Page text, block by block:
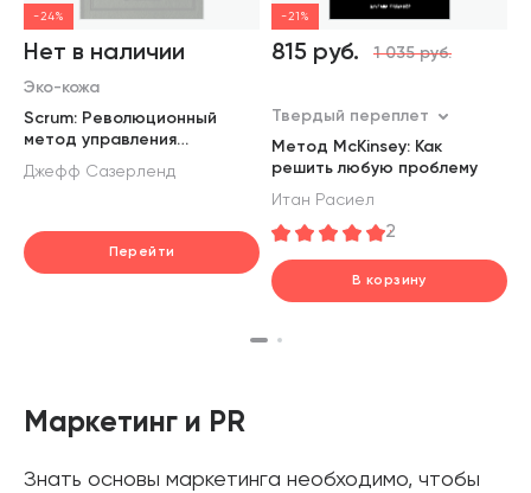
-24%
Нет в наличии
Эко-кожа
Scrum: Революционный
метод управления
проектами. Том 60
(Библиотека Сбера)
Джефф Сазерленд
Перейти
-21%
815 руб. 1 035 руб.
Твердый переплет
Метод McKinsey: Как
решить любую проблему
Итан Расиел
2
В корзину
Маркетинг и PR
Знать основы маркетинга необходимо, чтобы